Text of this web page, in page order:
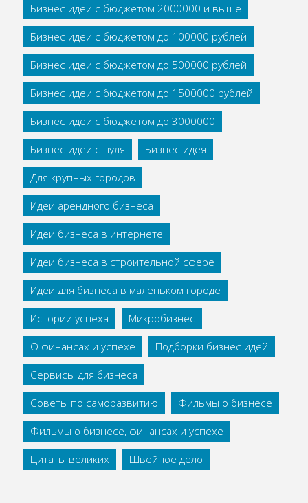
Бизнес идеи с бюджетом 2000000 и выше
Бизнес идеи с бюджетом до 100000 рублей
Бизнес идеи с бюджетом до 500000 рублей
Бизнес идеи с бюджетом до 1500000 рублей
Бизнес идеи с бюджетом до 3000000
Бизнес идеи с нуля
Бизнес идея
Для крупных городов
Идеи арендного бизнеса
Идеи бизнеса в интернете
Идеи бизнеса в строительной сфере
Идеи для бизнеса в маленьком городе
Истории успеха
Микробизнес
О финансах и успехе
Подборки бизнес идей
Сервисы для бизнеса
Советы по саморазвитию
Фильмы о бизнесе
Фильмы о бизнесе, финансах и успехе
Цитаты великих
Швейное дело